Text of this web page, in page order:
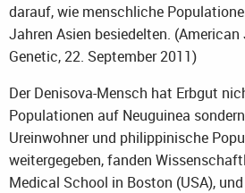
darauf, wie menschliche
Jahren Asien besiedelten.
Genetic, 22. September 2011)
Der Denisova-Mensch hat Erbgut
Populationen auf Neuguinea
Ureinwohner und philippinische
weitergegeben, fanden
Medical School in Boston (USA),